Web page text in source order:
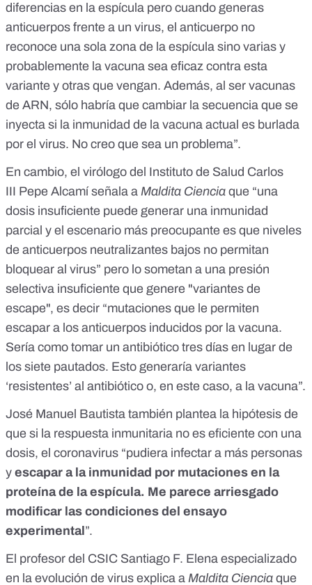
diferencias en la espícula pero cuando generas
anticuerpos frente a un virus, el anticuerpo no
reconoce una sola zona de la espícula sino varias y
probablemente la vacuna sea eficaz contra esta
variante y otras que vengan. Además, al ser vacunas
de ARN, sólo habría que cambiar la secuencia que se
inyecta si la inmunidad de la vacuna actual es burlada
por el virus. No creo que sea un problema”.
En cambio, el virólogo del Instituto de Salud Carlos
III Pepe Alcamíseñala a Maldita Ciencia que “una
dosis insuficiente puede generar una inmunidad
parcial y el escenario más preocupante es que niveles
de anticuerpos neutralizantes bajos no permitan
bloquear al virus” pero lo sometan a una presión
selectiva insuficiente que genere "variantes de
escape", es decir “mutaciones que le permiten
escapar a los anticuerpos inducidos por la vacuna.
Sería como tomar un antibiótico tres días en lugar de
los siete pautados. Esto generaría variantes
‘resistentes’ al antibiótico o, en este caso, a la vacuna”.
José Manuel Bautista también plantea la hipótesis de
que si la respuesta inmunitaria no es eficiente con una
dosis, el coronavirus “pudiera infectar a más personas
y escapar a la inmunidad por mutaciones en la
proteína de la espícula. Me parece arriesgado
modificar las condiciones del ensayo
experimental ”.
El profesor del CSIC Santiago F. Elena especializado
en la evolución de virus explica a Maldita Ciencia que